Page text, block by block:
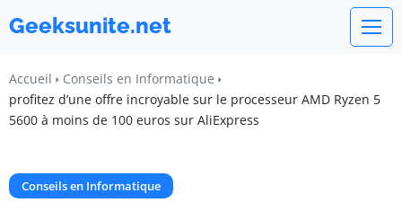
Geeksunite.net
Accueil
Conseils en Informatique
profitez d’une offre incroyable sur le processeur AMD Ryzen 5
5600 à moins de 100 euros sur AliExpress
Conseils en Informatique